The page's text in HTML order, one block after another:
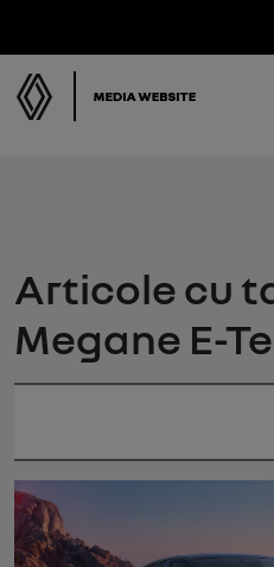
Articole cu
Megane E-